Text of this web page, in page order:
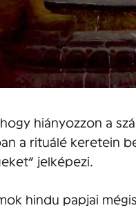
hiányozzon a
a rituálé keretein
jelképezi.
hindu papjai